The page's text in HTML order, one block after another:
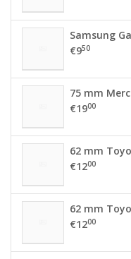
Samsung
€950
75 mm
€1900
62 mm
€1200
62 mm
€1200